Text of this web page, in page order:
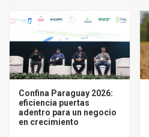
Confina Paraguay 2026:
eficiencia puertas
adentro para un negocio
en crecimiento